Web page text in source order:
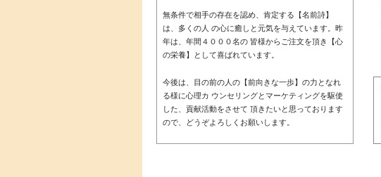
無条件で相手の存在を認め、肯定する【名前詩】
は、多くの人 の心に癒しと元気を与えています。昨
年は、年間４０００名の 皆様からご注文を頂き【心
の栄養】として喜ばれています。
今後は、目の前の人の【前向きな一歩】の力となれ
る様に心理カ ウンセリングとマーケティングを駆使
した、貢献活動をさせて 頂きたいと思っております
ので、どうぞよろしくお願いします。